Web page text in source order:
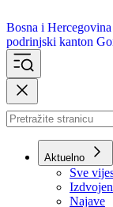
Bosna i Hercegovina
podrinjski kanton
Aktuelno